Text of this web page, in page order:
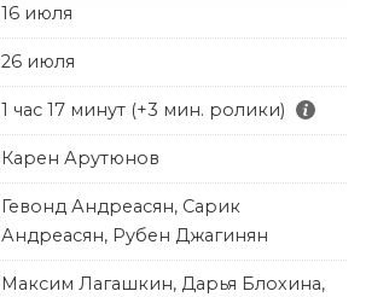
16 июля
26 июля
1 час 17 минут (+3 мин. ролики)
Карен Арутюнов
Гевонд Андреасян, Сарик
Андреасян, Рубен Джагинян
Максим Лагашкин, Дарья Блохина,